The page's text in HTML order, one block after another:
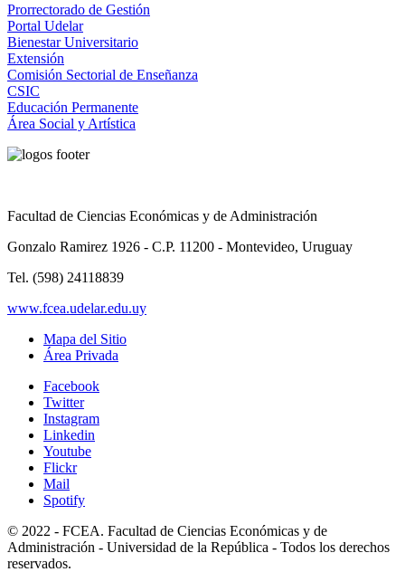
Prorrectorado de Gestión
Portal Udelar
Bienestar Universitario
Extensión
Comisión Sectorial de Enseñanza
CSIC
Educación Permanente
Área Social y Artística
Facultad de Ciencias Económicas y de Administración
Gonzalo Ramirez 1926 - C.P. 11200 - Montevideo, Uruguay
Tel. (598) 24118839
www.fcea.udelar.edu.uy
Mapa del Sitio
Área Privada
Facebook
Twitter
Instagram
Linkedin
Youtube
Flickr
Mail
Spotify
© 2022 - FCEA. Facultad de Ciencias Económicas y de
Administración - Universidad de la República - Todos los derechos
reservados.